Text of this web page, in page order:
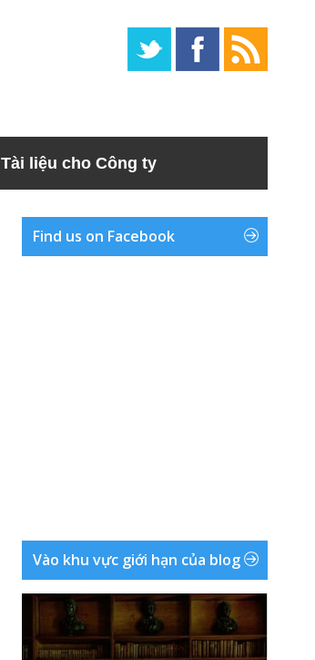
Tài liệu cho Công ty
Find us on Facebook
Vào khu vực giới hạn của blog